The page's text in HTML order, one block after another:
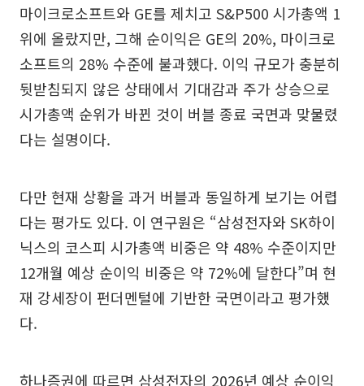
마이크로소프트와 GE를 제치고 S&P500 시가총액 1
위에 올랐지만, 그해 순이익은 GE의 20%, 마이크로
소프트의 28% 수준에 불과했다. 이익 규모가 충분히
뒷받침되지 않은 상태에서 기대감과 주가 상승으로
시가총액 순위가 바뀐 것이 버블 종료 국면과 맞물렸
다는 설명이다.
다만 현재 상황을 과거 버블과 동일하게 보기는 어렵
다는 평가도 있다. 이 연구원은 “삼성전자와 SK하이
닉스의 코스피 시가총액 비중은 약 48% 수준이지만
12개월 예상 순이익 비중은 약 72%에 달한다”며 현
재 강세장이 펀더멘털에 기반한 국면이라고 평가했
다.
하나증권에 따르면 삼성전자의 2026년 예상 순이익